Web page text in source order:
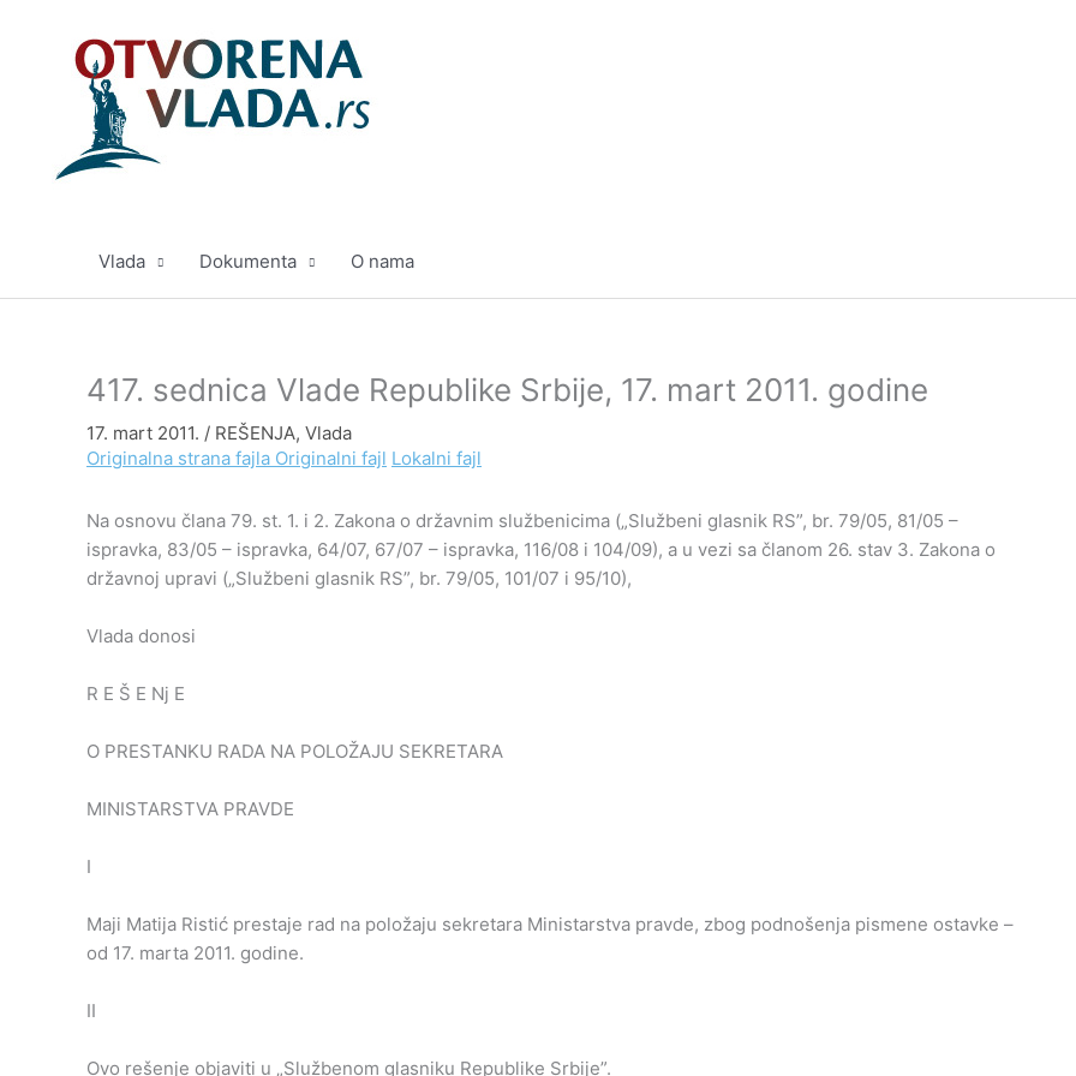
Vlada Dokumenta O nama
417. sednica Vlade Republike Srbije, 17. mart 2011. godine
17. mart 2011. / REŠENJA, Vlada
Originalna strana fajla Originalni fajl Lokalni fajl
Na osnovu člana 79. st. 1. i 2. Zakona o državnim službenicima („Službeni glasnik RS”, br. 79/05, 81/05 –
ispravka, 83/05 – ispravka, 64/07, 67/07 – ispravka, 116/08 i 104/09), a u vezi sa članom 26. stav 3. Zakona o
državnoj upravi („Službeni glasnik RS”, br. 79/05, 101/07 i 95/10),
Vlada donosi
R E Š E Nj E
O PRESTANKU RADA NA POLOŽAJU SEKRETARA
MINISTARSTVA PRAVDE
I
Maji Matija Ristić prestaje rad na položaju sekretara Ministarstva pravde, zbog podnošenja pismene ostavke –
od 17. marta 2011. godine.
II
Ovo rešenje objaviti u „Službenom glasniku Republike Srbije”.